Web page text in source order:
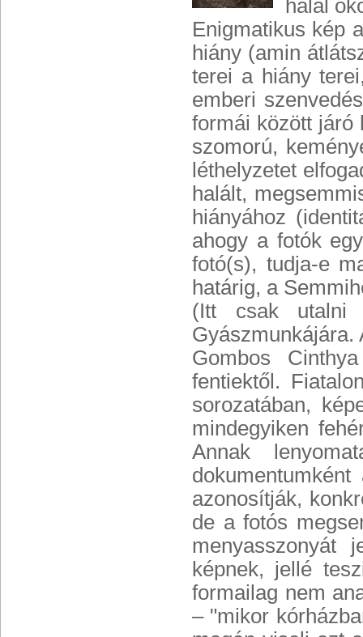
halál
Enigmatikus kép
hiány (amin
terei a hiány
emberi
formái között járó
szomorú,
léthelyzetet
halált,
hiányához
ahogy a fotók
fotó(s), tudja-e
határig, a
(Itt csak utalni
Gyászmunkájára.
Gombos
fentiektől.
sorozatában,
mindegyiken
Annak
azonosítják,
de a fotós
menyasszonyát
képnek, jellé
formailag nem
– "mikor